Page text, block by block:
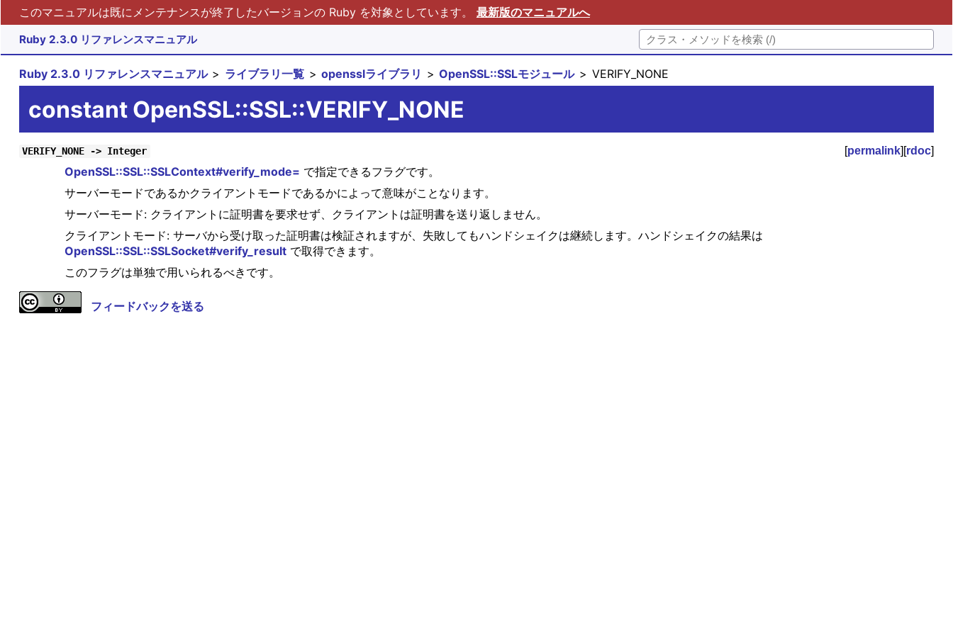
このマニュアルは既にメンテナンスが終了したバージョンの Ruby を対象としています。 最新版のマニュアルへ
Ruby 2.3.0 リファレンスマニュアル
Ruby 2.3.0 リファレンスマニュアル ライブラリ一覧 opensslライブラリ OpenSSL::SSLモジュール VERIFY_NONE
constant OpenSSL::SSL::VERIFY_NONE
VERIFY_NONE -> Integer [permalink][rdoc]
OpenSSL::SSL::SSLContext#verify_mode= で指定できるフラグです。
サーバーモードであるかクライアントモードであるかによって意味がことなります。
サーバーモード: クライアントに証明書を要求せず、クライアントは証明書を送り返しません。
クライアントモード: サーバから受け取った証明書は検証されますが、失敗してもハンドシェイクは継続します。ハンドシェイクの結果は
OpenSSL::SSL::SSLSocket#verify_resultで取得できます。
このフラグは単独で用いられるべきです。
フィードバックを送る